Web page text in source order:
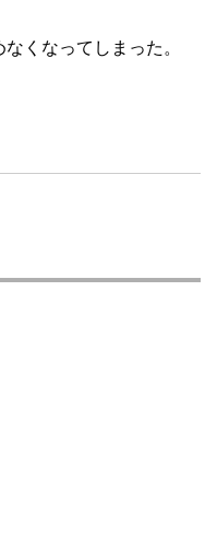
くなってしまった。